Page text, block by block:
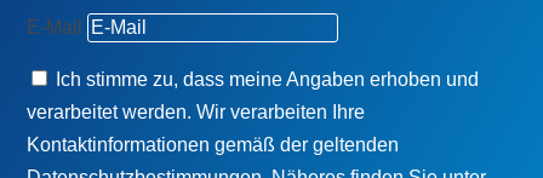
E-Mail
Ich stimme zu, dass meine Angaben erhoben und
verarbeitet werden. Wir verarbeiten Ihre
Kontaktinformationen gemäß der geltenden